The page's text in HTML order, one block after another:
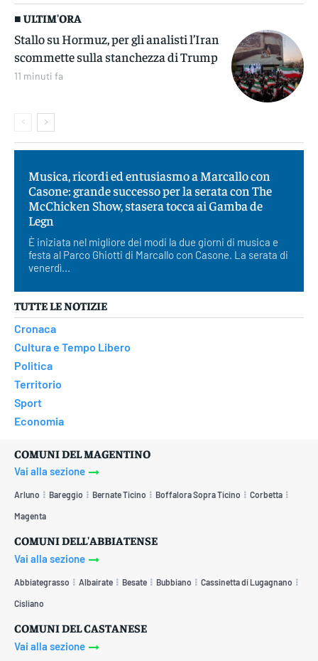
■ ULTIM'ORA
Stallo su Hormuz, per gli analisti l’Iran
scommette sulla stanchezza di Trump
11 minuti fa
Musica, ricordi ed entusiasmo a Marcallo con
Casone: grande successo per la serata con The
McChicken Show, stasera tocca ai Gamba de
Legn
È iniziata nel migliore dei modi la due giorni di musica e
festa al Parco Ghiotti di Marcallo con Casone. La serata di
venerdì...
TUTTE LE NOTIZIE
Cronaca
Cultura e Tempo Libero
Politica
Territorio
Sport
Economia
COMUNI DEL MAGENTINO
Vai alla sezione
Arluno Bareggio Bernate Ticino Boffalora Sopra Ticino Corbetta
Magenta
COMUNI DELL'ABBIATENSE
Vai alla sezione
Abbiategrasso Albairate Besate Bubbiano Cassinetta di Lugagnano
Cisliano
COMUNI DEL CASTANESE
Vai alla sezione